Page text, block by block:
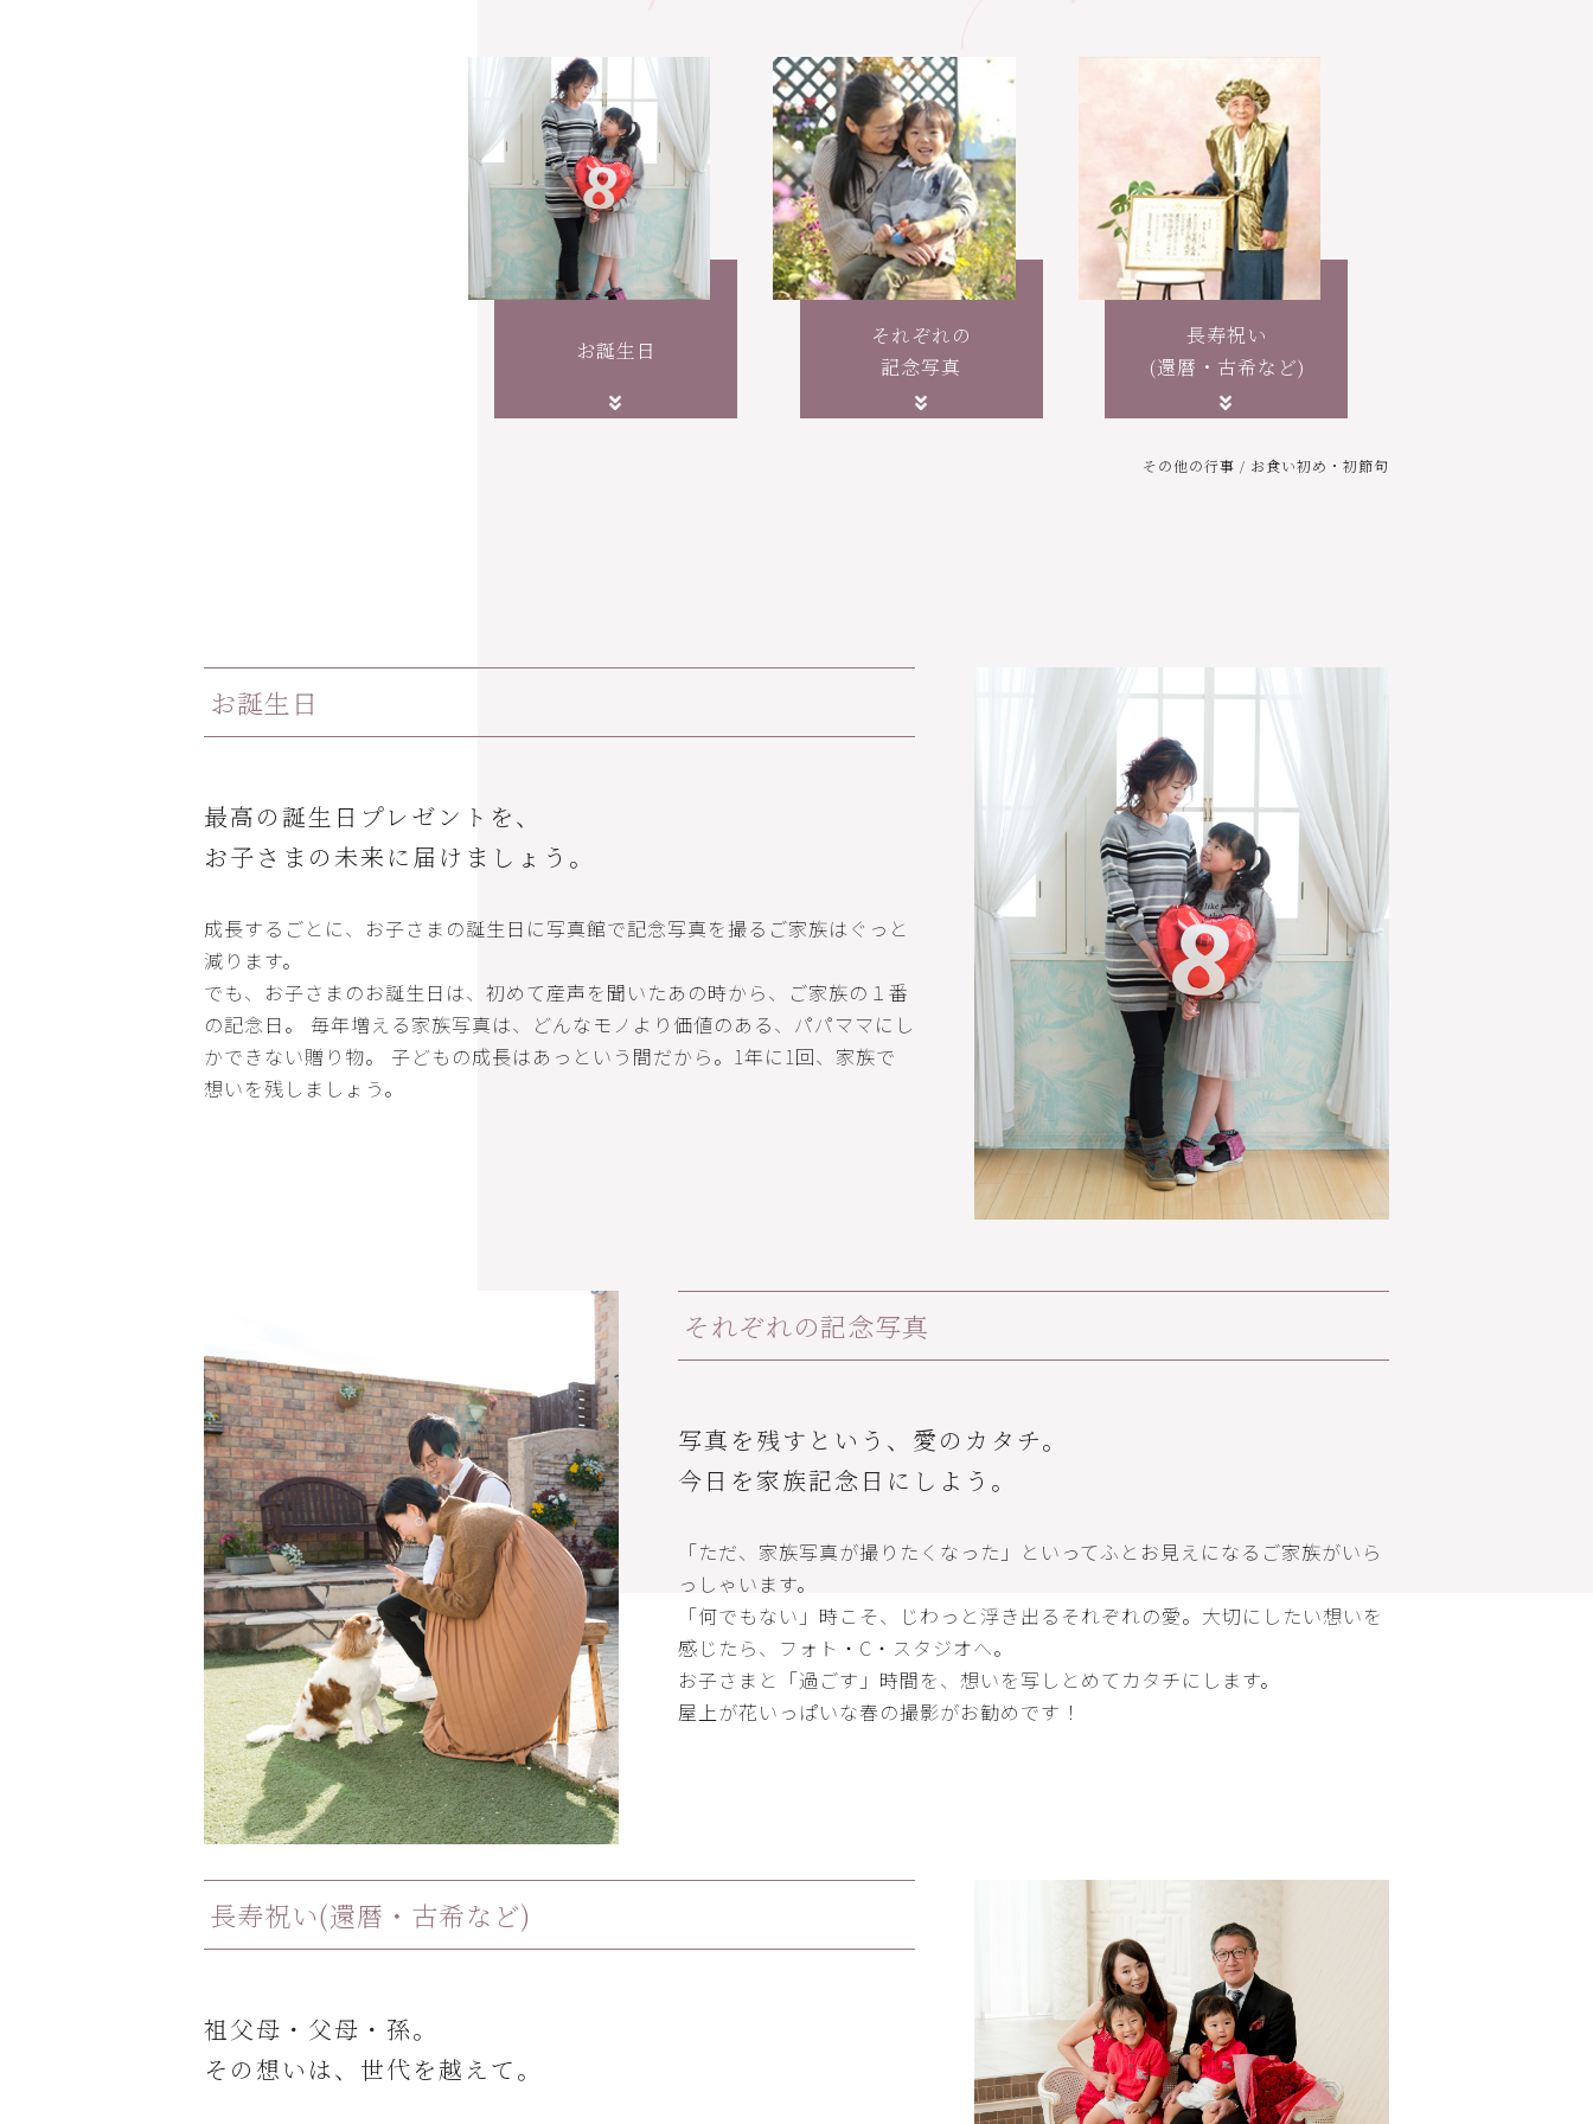
お誕生日
それぞれの
記念写真
長寿祝い
(還暦・古希など)
その他の行事 / お食い初め・初節句
お誕生日
最高の誕生日プレゼントを、
お子さまの未来に届けましょう。
成長するごとに、お子さまの誕生日に写真館で記念写真を撮るご家族はぐっと
減ります。
でも、お子さまのお誕生日は、初めて産声を聞いたあの時から、ご家族の１番
の記念日。 毎年増える家族写真は、どんなモノより価値のある、パパママにし
かできない贈り物。 子どもの成長はあっという間だから。1年に1回、家族で
想いを残しましょう。
それぞれの記念写真
写真を残すという、愛のカタチ。
今日を家族記念日にしよう。
「ただ、家族写真が撮りたくなった」といってふとお見えになるご家族がいら
っしゃいます。
「何でもない」時こそ、じわっと浮き出るそれぞれの愛。大切にしたい想いを
感じたら、フォト・C・スタジオへ。
お子さまと「過ごす」時間を、想いを写しとめてカタチにします。
屋上が花いっぱいな春の撮影がお勧めです！
長寿祝い(還暦・古希など)
祖父母・父母・孫。
その想いは、世代を越えて。